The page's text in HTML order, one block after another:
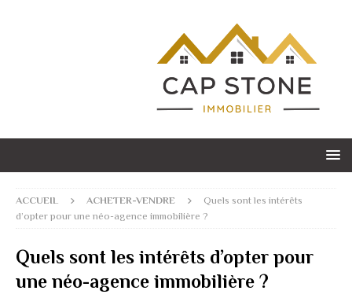
ACCUEIL ACHETER-VENDRE
Quels sont les intérêts
d’opter pour une néo-agence immobilière ?
Quels sont les intérêts d’opter pour
une néo-agence immobilière ?